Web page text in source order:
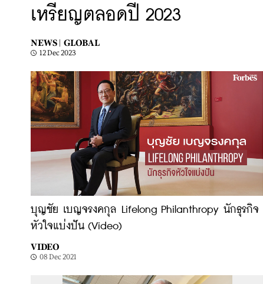
เหรียญตลอดปี 2023
NEWS | GLOBAL
12 Dec 2023
บุญชัย เบญจรงคกุล Lifelong Philanthropy นักธุรกิจ
หัวใจแบ่งปัน (Video)
VIDEO
08 Dec 2021